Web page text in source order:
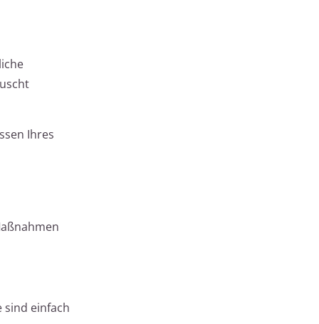
Ihres
sind einfach